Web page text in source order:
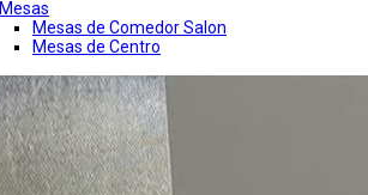
Mesas
Mesas de Comedor Salon
Mesas de Centro